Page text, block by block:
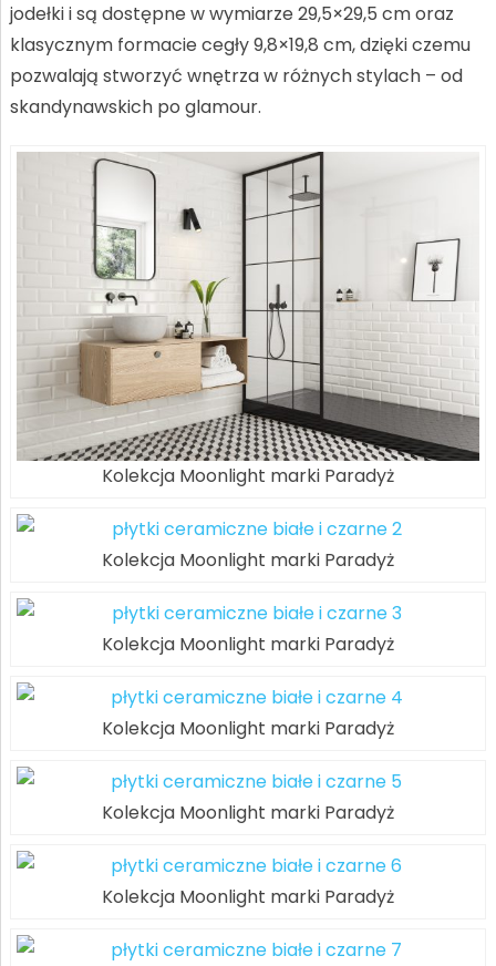
jodełki i są dostępne w wymiarze 29,5×29,5 cm oraz
klasycznym formacie cegły 9,8×19,8 cm, dzięki czemu
pozwalają stworzyć wnętrza w różnych stylach – od
skandynawskich po glamour.
Kolekcja Moonlight marki Paradyż
Kolekcja Moonlight marki Paradyż
Kolekcja Moonlight marki Paradyż
Kolekcja Moonlight marki Paradyż
Kolekcja Moonlight marki Paradyż
Kolekcja Moonlight marki Paradyż